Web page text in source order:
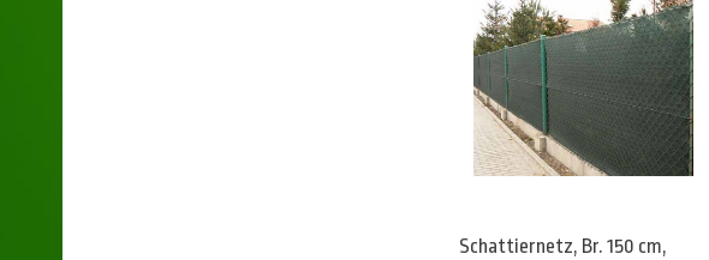
Schattiernetz, Br. 150 cm,